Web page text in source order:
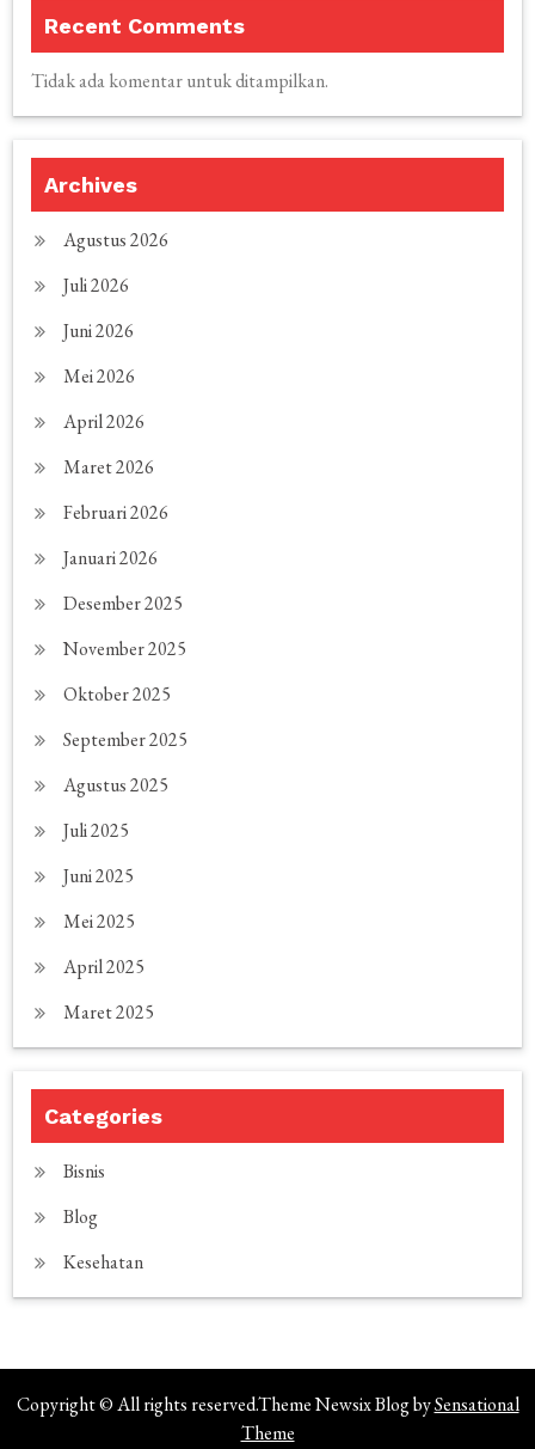
Recent Comments
Tidak ada komentar untuk ditampilkan.
Archives
Agustus 2026
Juli 2026
Juni 2026
Mei 2026
April 2026
Maret 2026
Februari 2026
Januari 2026
Desember 2025
November 2025
Oktober 2025
September 2025
Agustus 2025
Juli 2025
Juni 2025
Mei 2025
April 2025
Maret 2025
Categories
Bisnis
Blog
Kesehatan
Copyright © All rights reserved.Theme Newsix Blog bySensational
Theme